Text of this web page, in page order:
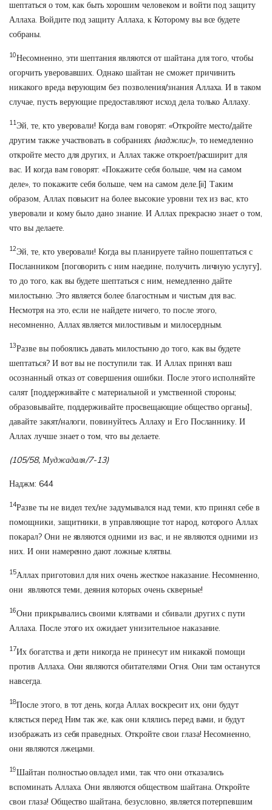
шептаться о том, как быть хорошим человеком и войти под защиту
Аллаха. Войдите под защиту Аллаха, к Которому вы все будете
собраны.
10Несомненно, эти шептания являются от шайтана для того, чтобы
огорчить уверовавших. Однако шайтан не сможет причинить
никакого вреда верующим без позволения/знания Аллаха. И в таком
случае, пусть верующие предоставляют исход дела только Аллаху.
11Эй, те, кто уверовали! Когда вам говорят: «Откройте место/дайте
другим также участвовать в собраниях (маджлис)», то немедленно
откройте место для других, и Аллах также откроет/расширит для
вас. И когда вам говорят: «Покажите себя больше, чем на самом
деле», то покажите себя больше, чем на самом деле.[ii] Таким
образом, Аллах повысит на более высокие уровни тех из вас, кто
уверовали и кому было дано знание. И Аллах прекрасно знает о том,
что вы делаете.
12Эй, те, кто уверовали! Когда вы планируете тайно пошептаться с
Посланником [поговорить с ним наедине, получить личную услугу],
то до того, как вы будете шептаться с ним, немедленно дайте
милостыню. Это является более благостным и чистым для вас.
Несмотря на это, если не найдете ничего, то после этого,
несомненно, Аллах является милостивым и милосердным.
13Разве вы побоялись давать милостыню до того, как вы будете
шептаться? И вот вы не поступили так. И Аллах принял ваш
осознанный отказ от совершения ошибки. После этого исполняйте
салят [поддерживайте с материальной и умственной стороны;
образовывайте, поддерживайте просвещающие общество органы],
давайте закят/налоги, повинуйтесь Аллаху и Его Посланнику. И
Аллах лучше знает о том, что вы делаете.
(105/58, Муджадаля/7-13)
Наджм: 644
14Разве ты не видел тех/не задумывался над теми, кто принял себе в
помощники, защитники, в управляющие тот народ, которого Аллах
покарал? Они не являются одними из вас, и не являются одними из
них. И они намеренно дают ложные клятвы.
15Аллах приготовил для них очень жесткое наказание. Несомненно,
они являются теми, деяния которых очень скверные!
16Они прикрывались своими клятвами и сбивали других с пути
Аллаха. После этого их ожидает унизительное наказание.
17Их богатства и дети никогда не принесут им никакой помощи
против Аллаха. Они являются обитателями Огня. Они там останутся
навсегда.
18После этого, в тот день, когда Аллах воскресит их, они будут
клясться перед Ним так же, как они клялись перед вами, и будут
изображать из себя праведных. Откройте свои глаза! Несомненно,
они являются лжецами.
19Шайтан полностью овладел ими, так что они отказались
вспоминать Аллаха. Они являются обществом шайтана. Откройте
свои глаза! Общество шайтана, безусловно, является потерпевшим